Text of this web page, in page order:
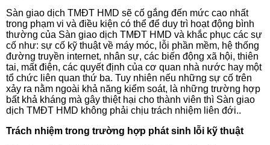
Sàn giao dịch TMĐT HMD sẽ cố gắng đến mức cao nhất
trong phạm vi và điều kiện có thể để duy trì hoạt động bình
thường của Sàn giao dịch TMĐT HMD và khắc phục các sự
cố như: sự cố kỹ thuật về máy móc, lỗi phần mềm, hệ thống
đường truyền internet, nhân sự, các biến động xã hội, thiên
tai, mất điện, các quyết định của cơ quan nhà nước hay một
tổ chức liên quan thứ ba. Tuy nhiên nếu những sự cố trên
xảy ra nằm ngoài khả năng kiểm soát, là những trường hợp
bất khả kháng mà gây thiệt hại cho thành viên thì Sàn giao
dịch TMĐT HMD không phải chịu trách nhiệm liên đới..
Trách nhiệm trong trường hợp phát sinh lỗi kỹ thuật